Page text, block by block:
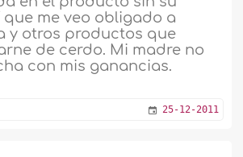
que me veo obligado a
y otros productos que
de cerdo. Mi madre no
con mis ganancias.
25-12-2011